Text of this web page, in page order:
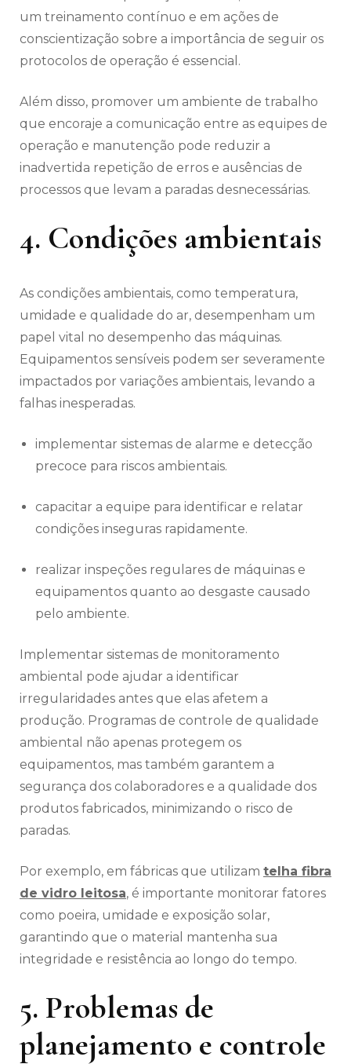
um treinamento contínuo e em ações de
conscientização sobre a importância de seguir os
protocolos de operação é essencial.
Além disso, promover um ambiente de trabalho
que encoraje a comunicação entre as equipes de
operação e manutenção pode reduzir a
inadvertida repetição de erros e ausências de
processos que levam a paradas desnecessárias.
4. Condições ambientais
As condições ambientais, como temperatura,
umidade e qualidade do ar, desempenham um
papel vital no desempenho das máquinas.
Equipamentos sensíveis podem ser severamente
impactados por variações ambientais, levando a
falhas inesperadas.
implementar sistemas de alarme e detecção
precoce para riscos ambientais.
capacitar a equipe para identificar e relatar
condições inseguras rapidamente.
realizar inspeções regulares de máquinas e
equipamentos quanto ao desgaste causado
pelo ambiente.
Implementar sistemas de monitoramento
ambiental pode ajudar a identificar
irregularidades antes que elas afetem a
produção. Programas de controle de qualidade
ambiental não apenas protegem os
equipamentos, mas também garantem a
segurança dos colaboradores e a qualidade dos
produtos fabricados, minimizando o risco de
paradas.
Por exemplo, em fábricas que utilizam telha fibra
de vidro leitosa, é importante monitorar fatores
como poeira, umidade e exposição solar,
garantindo que o material mantenha sua
integridade e resistência ao longo do tempo.
5. Problemas de
planejamento e controle